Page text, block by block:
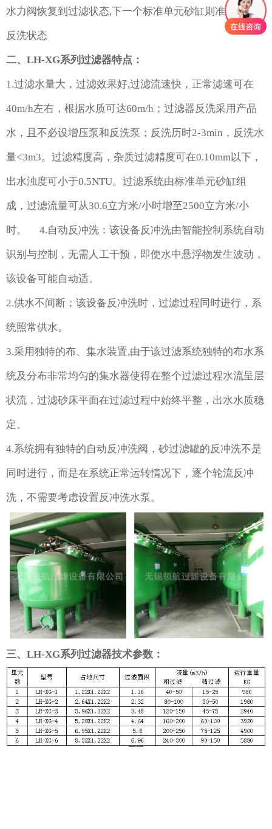
水力阀恢复到过滤状态,下一个标准单元砂缸则准备进入
反洗状态
二、LH-XG系列过滤器特点：
1.过滤水量大，过滤效果好,过滤流速快，正常滤速可在
40m/h左右，根据水质可达60m/h；过滤器反洗采用产品
水，且不必设增压泵和反洗泵；反洗历时2-3min，反洗水
量<3m3。过滤精度高，杂质过滤精度可在0.10mm以下，
出水浊度可小于0.5NTU。过滤系统由标准单元砂缸组
成，过滤流量可从30.6立方米/小时增至2500立方米/小
时。 4.自动反冲洗：该设备反冲洗由智能控制系统自动
识别与控制，无需人工干预，即使水中悬浮物发生波动，
该设备可能自动适。
2.供水不间断；该设备反冲洗时，过滤过程同时进行，系
统照常供水。
3.采用独特的布、集水装置,由于该过滤系统独特的布水系
统及分布非常均匀的集水器使得在整个过滤过程水流呈层
状流，过滤砂床平面在过滤过程中始终平整，出水水质稳
定。
4.系统拥有独特的自动反冲洗阀，砂过滤罐的反冲洗不是
同时进行，而是在系统正常运转情况下，逐个轮流反冲
洗，不需要考虑设置反冲洗水泵。
三、LH-XG系列过滤器技术参数：